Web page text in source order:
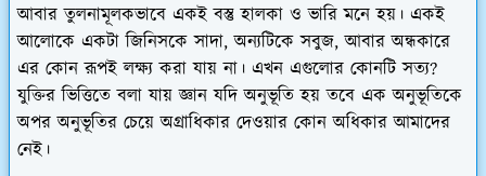
আবার তুলনামূলকভাবে একই বস্তু হালকা ও ভারি মনে হয়। একই
আলোকে একটা জিনিসকে সাদা, অন্যটিকে সবুজ, আবার অন্ধকারে
এর কোন রূপই লক্ষ্য করা যায় না। এখন এগুলোর কোনটি সত্য?
যুক্তির ভিত্তিতে বলা যায় জ্ঞান যদি অনুভূতি হয় তবে এক অনুভূতিকে
অপর অনুভূতির চেয়ে অগ্রাধিকার দেওয়ার কোন অধিকার আমাদের
নেই।